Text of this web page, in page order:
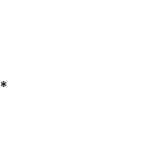
*Обязательно